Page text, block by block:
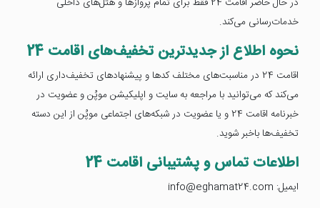
خدمات‌رسانی می‌کند.
نحوه اطلاع از جدیدترین تخفیف‌های اقامت 24
اقامت 24 در مناسبت‌های مختلف کدها و پیشنهادهای تخفیف‌داری ارائه
می‌کند که می‌توانید با مراجعه به سایت و اپلیکیشن موپُن و عضویت در
خبرنامه اقامت 24 و یا عضویت در شبکه‌های اجتماعی موپُن از این دسته
تخفیف‌ها باخبر شوید.
اطلاعات تماس و پشتیبانی اقامت 24
ایمیل: info@eghamat24.com